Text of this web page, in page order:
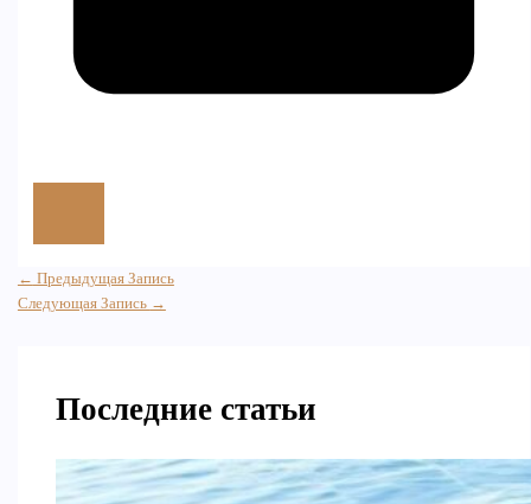
← Предыдущая Запись
Следующая Запись →
Последние статьи